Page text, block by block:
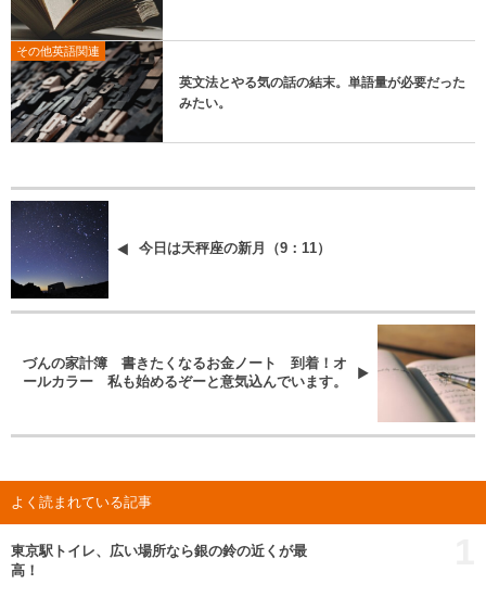
その他英語関連
英文法とやる気の話の結末。単語量が必要だった
みたい。
今日は天秤座の新月（9：11）
づんの家計簿 書きたくなるお金ノート 到着！オ
ールカラー 私も始めるぞーと意気込んでいます。
よく読まれている記事
東京駅トイレ、広い場所なら銀の鈴の近くが最
高！